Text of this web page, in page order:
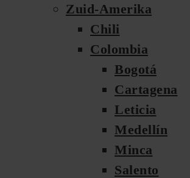
Zuid-Amerika
Chili
Colombia
Bogotá
Cartagena
Leticia
Medellín
Minca
Salento